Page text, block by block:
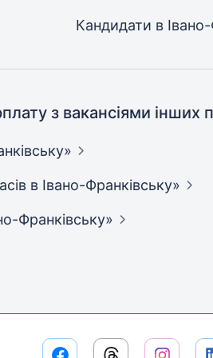
Кандидати в
з вакансіями інших
в Івано-Франківську»
Франківську»